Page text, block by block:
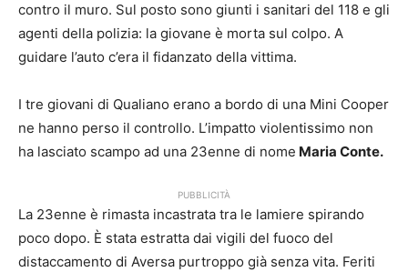
contro il muro. Sul posto sono giunti i sanitari del 118 e gli
agenti della polizia: la giovane è morta sul colpo. A
guidare l’auto c’era il fidanzato della vittima.
I tre giovani di Qualiano erano a bordo di una Mini Cooper
ne hanno perso il controllo. L’impatto violentissimo non
ha lasciato scampo ad una 23enne di nome Maria Conte.
PUBBLICITÀ
La 23enne è rimasta incastrata tra le lamiere spirando
poco dopo. È stata estratta dai vigili del fuoco del
distaccamento di Aversa purtroppo già senza vita. Feriti